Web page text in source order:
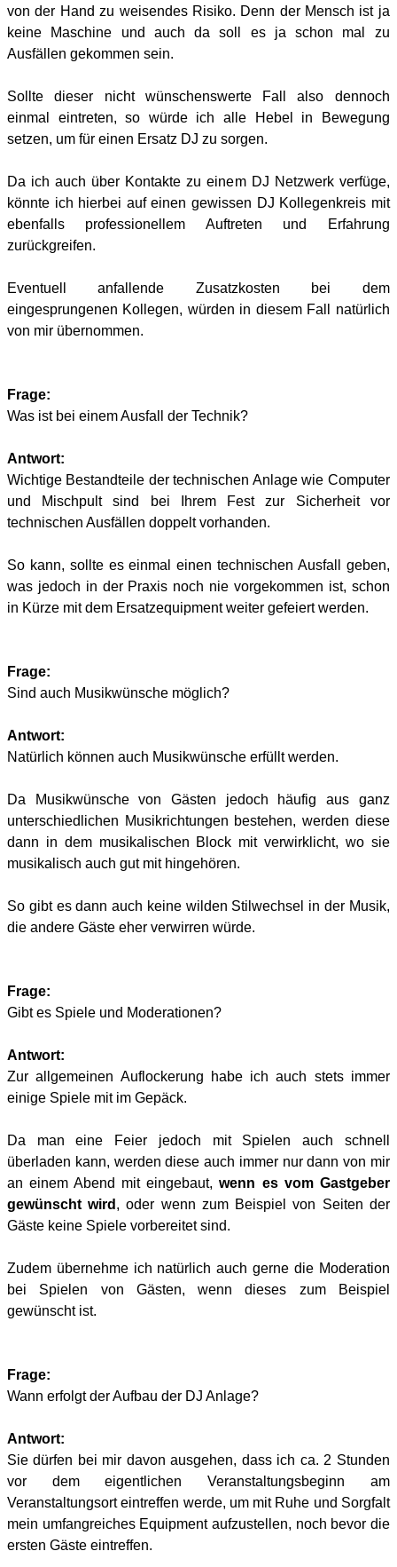
von der Hand zu weisendes Risiko. Denn der Mensch ist ja
keine Maschine und auch da soll es ja schon mal zu
Ausfällen gekommen sein.
Sollte dieser nicht wünschenswerte Fall also dennoch
einmal eintreten, so würde ich alle Hebel in Bewegung
setzen, um für einen Ersatz DJ zu sorgen.
Da ich auch über Kontakte zu einem DJ Netzwerk verfüge,
könnte ich hierbei auf einen gewissen DJ Kollegenkreis mit
ebenfalls professionellem Auftreten und Erfahrung
zurückgreifen.
Eventuell anfallende Zusatzkosten bei dem
eingesprungenen Kollegen, würden in diesem Fall natürlich
von mir übernommen.
Frage:
Was ist bei einem Ausfall der Technik?
Antwort:
Wichtige Bestandteile der technischen Anlage wie Computer
und Mischpult sind bei Ihrem Fest zur Sicherheit vor
technischen Ausfällen doppelt vorhanden.
So kann, sollte es einmal einen technischen Ausfall geben,
was jedoch in der Praxis noch nie vorgekommen ist, schon
in Kürze mit dem Ersatzequipment weiter gefeiert werden.
Frage:
Sind auch Musikwünsche möglich?
Antwort:
Natürlich können auch Musikwünsche erfüllt werden.
Da Musikwünsche von Gästen jedoch häufig aus ganz
unterschiedlichen Musikrichtungen bestehen, werden diese
dann in dem musikalischen Block mit verwirklicht, wo sie
musikalisch auch gut mit hingehören.
So gibt es dann auch keine wilden Stilwechsel in der Musik,
die andere Gäste eher verwirren würde.
Frage:
Gibt es Spiele und Moderationen?
Antwort:
Zur allgemeinen Auflockerung habe ich auch stets immer
einige Spiele mit im Gepäck.
Da man eine Feier jedoch mit Spielen auch schnell
überladen kann, werden diese auch immer nur dann von mir
an einem Abend mit eingebaut, wenn es vom Gastgeber
gewünscht wird , oder wenn zum Beispiel von Seiten der
Gäste keine Spiele vorbereitet sind.
Zudem übernehme ich natürlich auch gerne die Moderation
bei Spielen von Gästen, wenn dieses zum Beispiel
gewünscht ist.
Frage:
Wann erfolgt der Aufbau der DJ Anlage?
Antwort:
Sie dürfen bei mir davon ausgehen, dass ich ca. 2 Stunden
vor dem eigentlichen Veranstaltungsbeginn am
Veranstaltungsort eintreffen werde, um mit Ruhe und Sorgfalt
mein umfangreiches Equipment aufzustellen, noch bevor die
ersten Gäste eintreffen.